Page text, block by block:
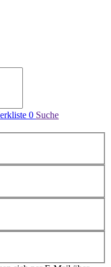
0 Suche